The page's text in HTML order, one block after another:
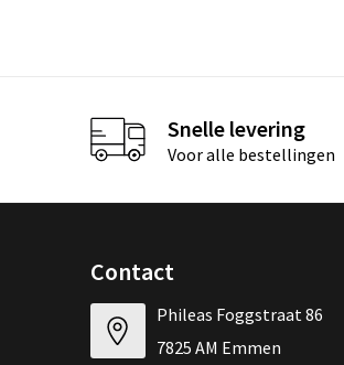
Snelle levering
Voor alle bestellingen
Contact
Phileas Foggstraat 86
7825 AM Emmen